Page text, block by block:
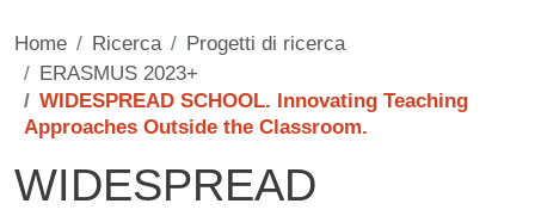
Home Ricerca
Progetti di ricerca
ERASMUS 2023+
WIDESPREAD SCHOOL. Innovating Teaching
Approaches Outside the Classroom.
WIDESPREAD